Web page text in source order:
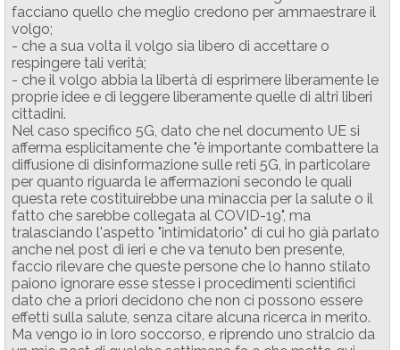
facciano quello che meglio credono per ammaestrare il
volgo;
- che a sua volta il volgo sia libero di accettare o
respingere tali verità;
- che il volgo abbia la libertà di esprimere liberamente le
proprie idee e di leggere liberamente quelle di altri liberi
cittadini.
Nel caso specifico 5G, dato che nel documento UE si
afferma esplicitamente che "è importante combattere la
diffusione di disinformazione sulle reti 5G, in particolare
per quanto riguarda le affermazioni secondo le quali
questa rete costituirebbe una minaccia per la salute o il
fatto che sarebbe collegata al COVID-19", ma
tralasciando l'aspetto "intimidatorio" di cui ho già parlato
anche nel post di ieri e che va tenuto ben presente,
faccio rilevare che queste persone che lo hanno stilato
paiono ignorare esse stesse i procedimenti scientifici
dato che a priori decidono che non ci possono essere
effetti sulla salute, senza citare alcuna ricerca in merito.
Ma vengo io in loro soccorso, e riprendo uno stralcio da